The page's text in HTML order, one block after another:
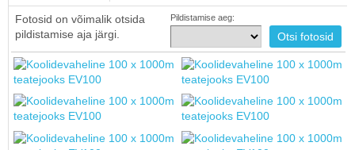
Fotosid on võimalik otsida
pildistamise aja järgi.
Pildistamise aeg: